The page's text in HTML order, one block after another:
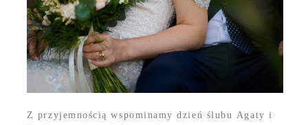
Z przyjemnością wspominamy dzień ślubu Agaty i